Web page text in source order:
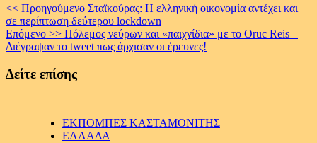
Continue
Reading
<< Προηγούμενο Σταϊκούρας: Η ελληνική οικονομία αντέχει και
σε περίπτωση δεύτερου lockdown
Επόμενο >> Πόλεμος νεύρων και «παιχνίδια» με το Oruc Reis –
Διέγραψαν το tweet πως άρχισαν οι έρευνες!
Δείτε επίσης
ΕΚΠΟΜΠΕΣ ΚΑΣΤΑΜΟΝΙΤΗΣ
ΕΛΛΑΔΑ